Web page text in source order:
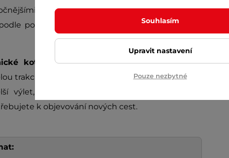
lesními cestami. Se16 převody Shimano
potřeby, ať už jedete do kopce nebo svižně
kotoučové brzdya díky širokýmplášťům
trakci na jakémkoli povrchu. Ať už se vydáte na
výlet,
k objevování nových cest.
Souhlasím
Upravit nastavení
Pouze nezbytné